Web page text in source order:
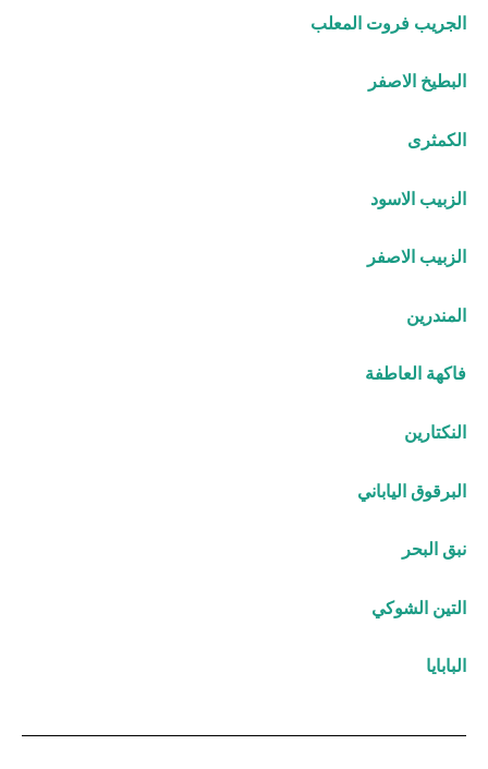
الجريب فروت المعلب
البطيخ الاصفر
الكمثرى
الزبيب الاسود
الزبيب الاصفر
المندرين
فاكهة العاطفة
النكتارين
البرقوق الياباني
نبق البحر
التين الشوكي
البابايا